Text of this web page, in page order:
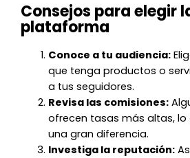
Consejos para elegir
plataforma
Conoce a tu audiencia:
que tenga productos o
a tus seguidores.
Revisa las comisiones:
ofrecen tasas más altas,
una gran diferencia.
Investiga la reputación: